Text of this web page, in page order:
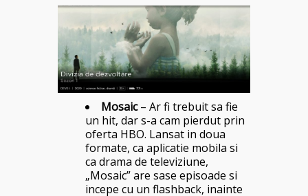
Mosaic– Ar fi trebuit sa fie
un hit, dar s-a cam pierdut prin
oferta HBO. Lansat in doua
formate, ca aplicatie mobila si
ca drama de televiziune,
„Mosaic” are sase episoade si
incepe cu un flashback, inainte